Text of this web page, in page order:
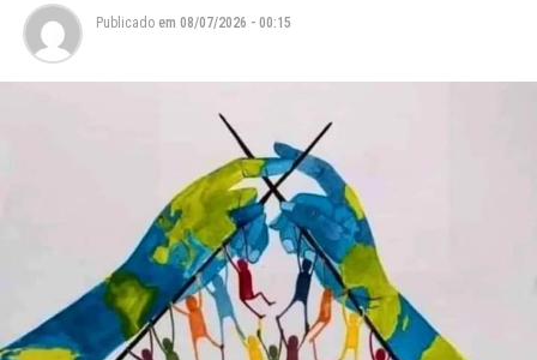
Publicado em 08/07/2026 - 00:15